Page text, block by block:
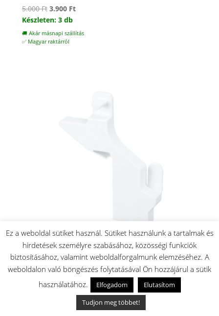
5.000Ft Original
price
was:
5.000 Ft.
3.900 FtCurrent
is:
Készleten: 3 db
🚚 Akár másnapi szállítás
✅ Magyar raktárról
Bosch/Siemens fagyasztóajtó
tartó (Jobb oldali)
Ez a weboldal sütiket használ. Sütiket használunk a tartalmak és
hirdetések személyre szabásához, közösségi funkciók
biztosításához, valamint weboldalforgalmunk elemzéséhez. A
weboldalon való böngészés folytatásával Ön hozzájárul a sütik
használatához.
Elfogadom
Elutasítom
Tudjon meg többet!